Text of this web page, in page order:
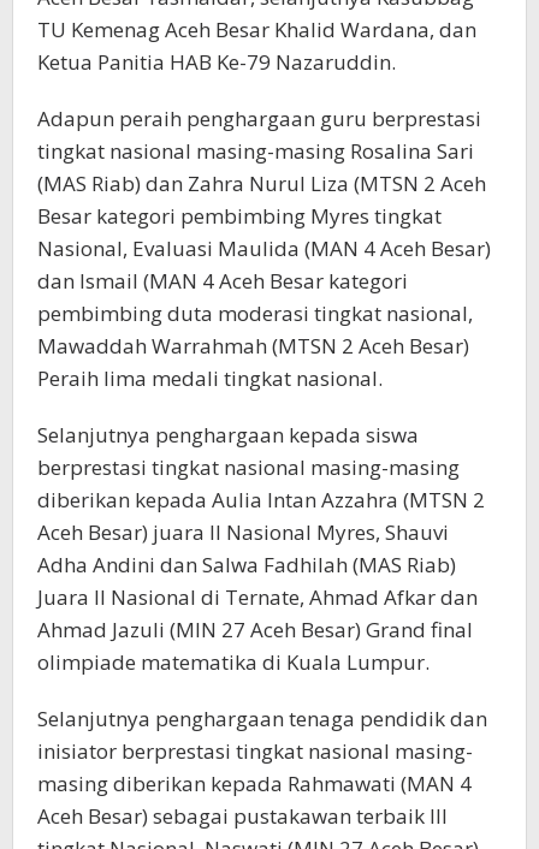
TU Kemenag Aceh Besar Khalid Wardana, dan
Ketua Panitia HAB Ke-79 Nazaruddin.
Adapun peraih penghargaan guru berprestasi
tingkat nasional masing-masing Rosalina Sari
(MAS Riab) dan Zahra Nurul Liza (MTSN 2 Aceh
Besar kategori pembimbing Myres tingkat
Nasional, Evaluasi Maulida (MAN 4 Aceh Besar)
dan Ismail (MAN 4 Aceh Besar kategori
pembimbing duta moderasi tingkat nasional,
Mawaddah Warrahmah (MTSN 2 Aceh Besar)
Peraih lima medali tingkat nasional.
Selanjutnya penghargaan kepada siswa
berprestasi tingkat nasional masing-masing
diberikan kepada Aulia Intan Azzahra (MTSN 2
Aceh Besar) juara II Nasional Myres, Shauvi
Adha Andini dan Salwa Fadhilah (MAS Riab)
Juara II Nasional di Ternate, Ahmad Afkar dan
Ahmad Jazuli (MIN 27 Aceh Besar) Grand final
olimpiade matematika di Kuala Lumpur.
Selanjutnya penghargaan tenaga pendidik dan
inisiator berprestasi tingkat nasional masing-
masing diberikan kepada Rahmawati (MAN 4
Aceh Besar) sebagai pustakawan terbaik III